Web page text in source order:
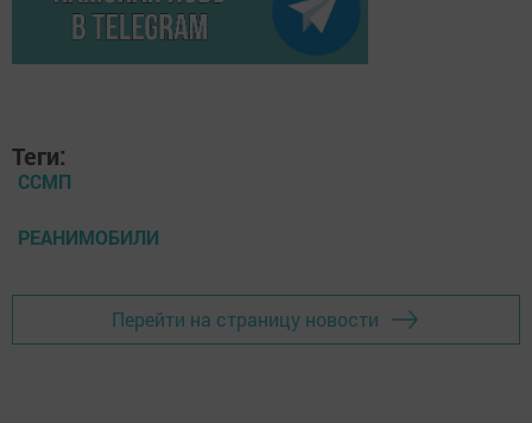
Теги:
ССМП
РЕАНИМОБИЛИ
Перейти на страницу новости